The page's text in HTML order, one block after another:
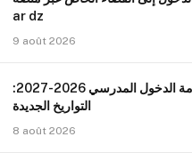
ar dz
9 août 2026
تعديل رزنامة الدخول المدرسي 2026-2027:
التواريخ الجديدة
8 août 2026